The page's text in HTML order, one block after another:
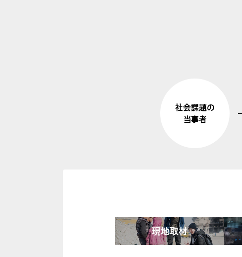
社会課題の
当事者
現地取材